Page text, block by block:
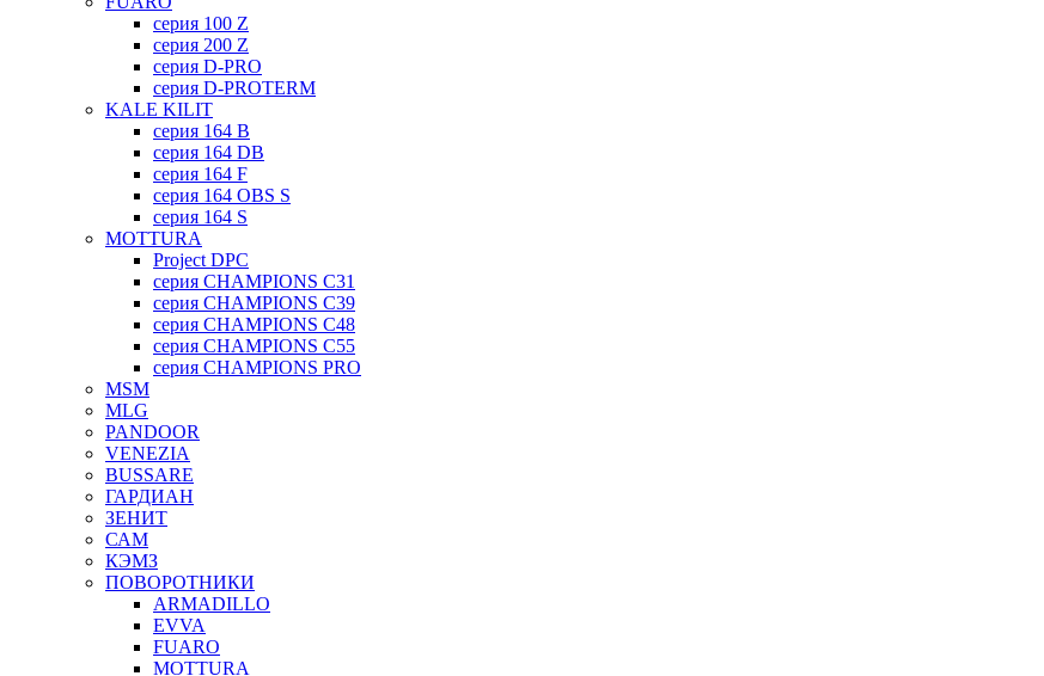
серия 100 Z
серия 200 Z
серия D-PRO
серия D-PROTERM
KALE KILIT
серия 164 B
серия 164 DB
серия 164 F
серия 164 OBS S
серия 164 S
MOTTURA
Project DPC
серия CHAMPIONS C31
серия CHAMPIONS C39
серия CHAMPIONS C48
серия CHAMPIONS C55
серия CHAMPIONS PRO
MSM
MLG
PANDOOR
VENEZIA
BUSSARE
ГАРДИАН
ЗЕНИТ
САМ
КЭМЗ
ПОВОРОТНИКИ
ARMADILLO
EVVA
FUARO
MOTTURA